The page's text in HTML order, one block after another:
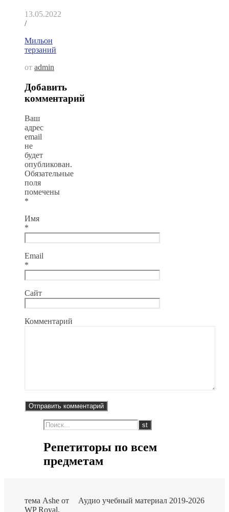
13.05.2022
/
Мильон
терзаний
от admin
Добавить
комментарий
Ваш
адрес
email
не
будет
опубликован.
Обязательные
поля
помечены
*
Имя
*
Email
*
Сайт
Комментарий
Репетиторы по всем
предметам
Аудио учебный материал 2019-2026
тема Ashe от
WP Royal.